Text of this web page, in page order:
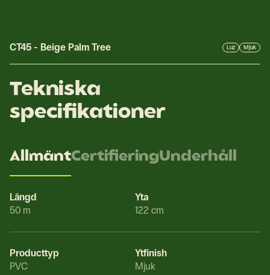
CT45 - Beige Palm Tree Luz Mjuk
Tekniska
specifikationer
AllmäntCertifieringUnderhåll
Längd
50 m
Yta
122 cm
Producttyp
PVC
Ytfinish
Mjuk